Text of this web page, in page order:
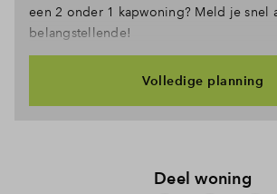
een 2 onder 1 kapwoning? Meld je snel
belangstellende!
Volledige planning
Deel woning